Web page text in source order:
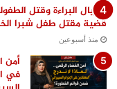
اغتيال البراءة وقتل
قضية مقتل طفل شبرا
منذ أسبوعين
أمن
في